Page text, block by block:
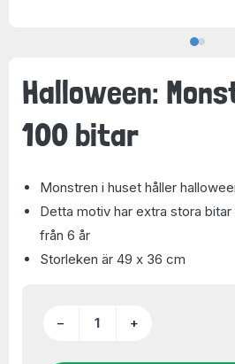
Halloween:
100 bitar
Monstren i huset håller
Detta motiv har extra stora
från 6 år
Storleken är 49 x 36 cm
− +